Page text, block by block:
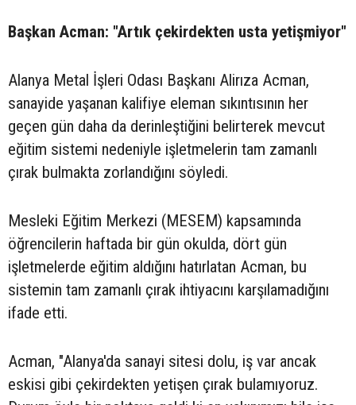
Başkan Acman: "Artık çekirdekten usta yetişmiyor"
Alanya Metal İşleri Odası Başkanı Alirıza Acman,
sanayide yaşanan kalifiye eleman sıkıntısının her
geçen gün daha da derinleştiğini belirterek mevcut
eğitim sistemi nedeniyle işletmelerin tam zamanlı
çırak bulmakta zorlandığını söyledi.
Mesleki Eğitim Merkezi (MESEM) kapsamında
öğrencilerin haftada bir gün okulda, dört gün
işletmelerde eğitim aldığını hatırlatan Acman, bu
sistemin tam zamanlı çırak ihtiyacını karşılamadığını
ifade etti.
Acman, "Alanya'da sanayi sitesi dolu, iş var ancak
eskisi gibi çekirdekten yetişen çırak bulamıyoruz.